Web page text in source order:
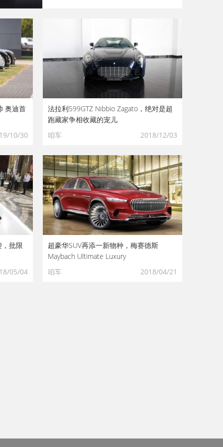
奥迪首
10/30
法拉利599GTZ Nibbio Zagato，绝对是超
跑藏家争相收藏的宠儿
咱车
2018/12/03
批限
05/04
超豪华SUV再添一新物种，梅赛德斯
Maybach Ultimate Luxury
咱车
2018/04/21